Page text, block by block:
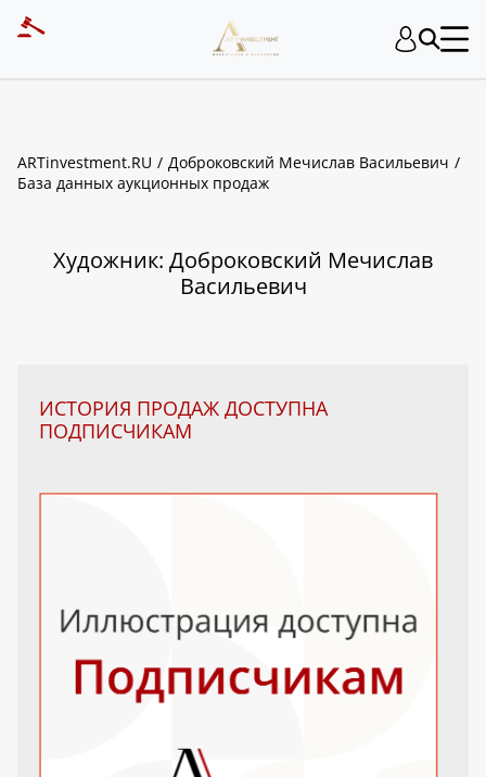
ARTinvestment.RU
Доброковский Мечислав Васильевич
База данных аукционных продаж
Художник: Доброковский Мечислав
Васильевич
ИСТОРИЯ ПРОДАЖ ДОСТУПНА
ПОДПИСЧИКАМ